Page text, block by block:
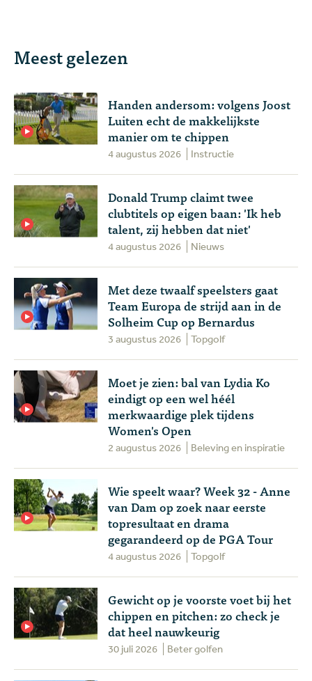
Meest gelezen
Handen andersom: volgens Joost
Luiten echt de makkelijkste
manier om te chippen
4 augustus 2026 Instructie
Donald Trump claimt twee
clubtitels op eigen baan: 'Ik heb
talent, zij hebben dat niet'
4 augustus 2026 Nieuws
Met deze twaalf speelsters gaat
Team Europa de strijd aan in de
Solheim Cup op Bernardus
3 augustus 2026 Topgolf
Moet je zien: bal van Lydia Ko
eindigt op een wel héél
merkwaardige plek tijdens
Women's Open
2 augustus 2026 Beleving en inspiratie
Wie speelt waar? Week 32 - Anne
van Dam op zoek naar eerste
topresultaat en drama
gegarandeerd op de PGA Tour
4 augustus 2026 Topgolf
Gewicht op je voorste voet bij het
chippen en pitchen: zo check je
dat heel nauwkeurig
30 juli 2026 Beter golfen